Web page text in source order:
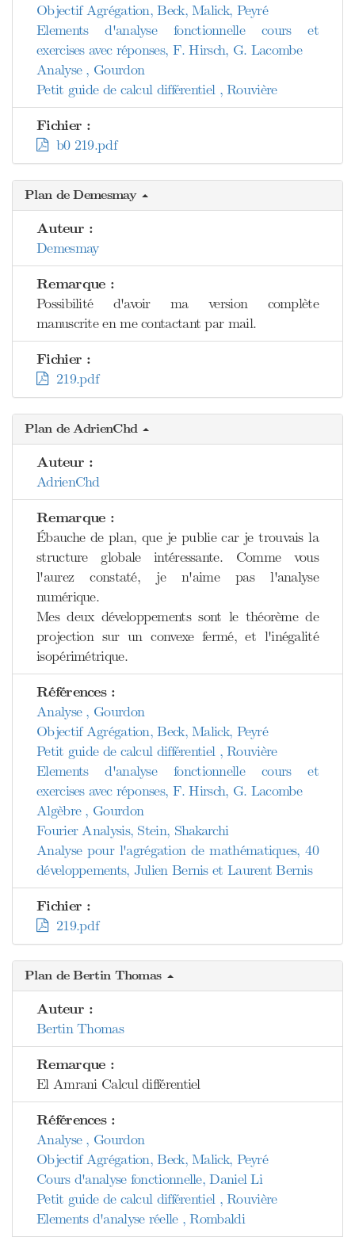
Objectif Agrégation, Beck, Malick, Peyré
Elements d'analyse fonctionnelle cours et
exercises avec réponses, F. Hirsch, G. Lacombe
Analyse , Gourdon
Petit guide de calcul différentiel , Rouvière
Fichier :
b0 219.pdf
Plan de Demesmay
Auteur :
Demesmay
Remarque :
Possibilité d'avoir ma version complète
manuscrite en me contactant par mail.
Fichier :
219.pdf
Plan de AdrienChd
Auteur :
AdrienChd
Remarque :
Ébauche de plan, que je publie car je trouvais la
structure globale intéressante. Comme vous
l'aurez constaté, je n'aime pas l'analyse
numérique.
Mes deux développements sont le théorème de
projection sur un convexe fermé, et l'inégalité
isopérimétrique.
Références :
Analyse , Gourdon
Objectif Agrégation, Beck, Malick, Peyré
Petit guide de calcul différentiel , Rouvière
Elements d'analyse fonctionnelle cours et
exercises avec réponses, F. Hirsch, G. Lacombe
Algèbre , Gourdon
Fourier Analysis, Stein, Shakarchi
Analyse pour l'agrégation de mathématiques, 40
développements, Julien Bernis et Laurent Bernis
Fichier :
219.pdf
Plan de Bertin Thomas
Auteur :
Bertin Thomas
Remarque :
El Amrani Calcul différentiel
Références :
Analyse , Gourdon
Objectif Agrégation, Beck, Malick, Peyré
Cours d'analyse fonctionnelle, Daniel Li
Petit guide de calcul différentiel , Rouvière
Elements d'analyse réelle , Rombaldi